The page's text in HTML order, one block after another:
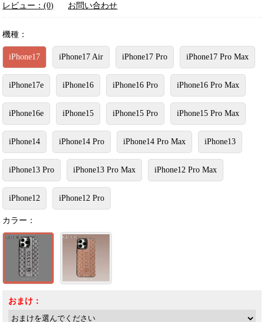
レビュー：(0) お問い合わせ
機種：
iPhone17 iPhone17 Air iPhone17 Pro iPhone17 Pro Max
iPhone17e iPhone16 iPhone16 Pro iPhone16 Pro Max
iPhone16e iPhone15 iPhone15 Pro iPhone15 Pro Max
iPhone14 iPhone14 Pro iPhone14 Pro Max iPhone13
iPhone13 Pro iPhone13 Pro Max iPhone12 Pro Max
iPhone12 iPhone12 Pro
カラー：
おまけ：